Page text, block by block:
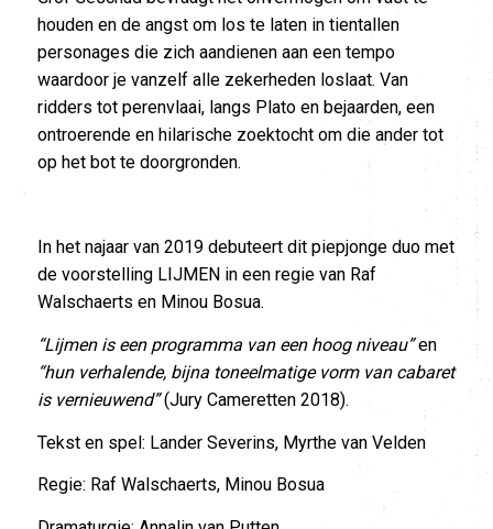
houden en de angst om los te laten in tientallen
personages die zich aandienen aan een tempo
waardoor je vanzelf alle zekerheden loslaat. Van
ridders tot perenvlaai, langs Plato en bejaarden, een
ontroerende en hilarische zoektocht om die ander tot
op het bot te doorgronden.
In het najaar van 2019 debuteert dit piepjonge duo met
de voorstelling LIJMEN in een regie van Raf
Walschaerts en Minou Bosua.
“Lijmen is een programma van een hoog niveau”en
“hun verhalende, bijna toneelmatige vorm van cabaret
is vernieuwend”(Jury Cameretten 2018).
Tekst en spel: Lander Severins, Myrthe van Velden
Regie: Raf Walschaerts, Minou Bosua